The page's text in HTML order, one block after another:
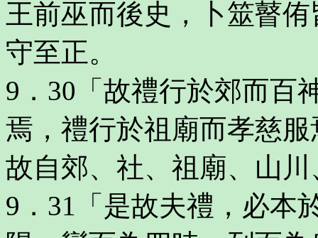
王前巫而後史，卜筮瞽
守至正。
9．30「故禮行於郊而百
焉，禮行於祖廟而孝慈
故自郊、社、祖廟、山
9．31「是故夫禮，必本